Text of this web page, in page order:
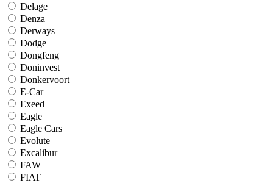
Delage
Denza
Derways
Dodge
Dongfeng
Doninvest
Donkervoort
E-Car
Exeed
Eagle
Eagle Cars
Evolute
Excalibur
FAW
FIAT